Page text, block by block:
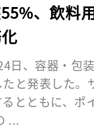
、飲料
日、容器・包
と発表した
とともに、ポ
...